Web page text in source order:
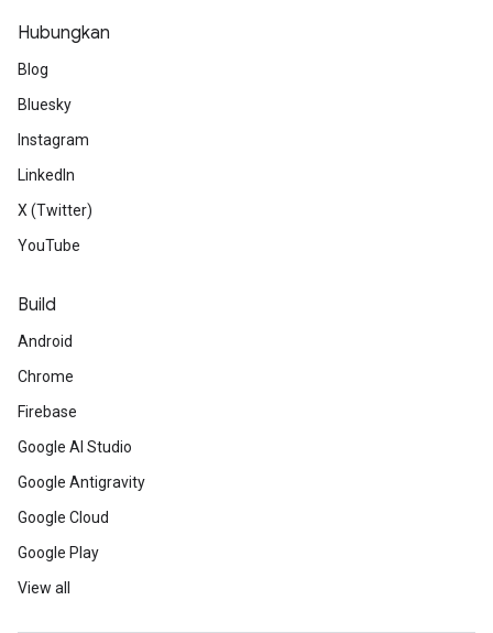
Hubungkan
Blog
Bluesky
Instagram
LinkedIn
X (Twitter)
YouTube
Build
Android
Chrome
Firebase
Google AI Studio
Google Antigravity
Google Cloud
Google Play
View all